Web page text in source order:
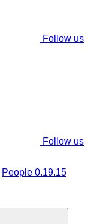
Follow us
Follow us
People 0.19.15